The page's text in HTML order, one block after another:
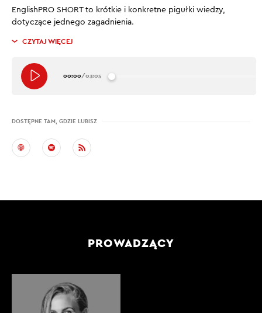
EnglishPRO SHORT to krótkie i konkretne pigułki wiedzy,
dotyczące jednego zagadnienia.
CZYTAJ WIĘCEJ
00:00/03:05
DOSTĘPNE TAM, GDZIE LUBISZ
PROWADZĄCY